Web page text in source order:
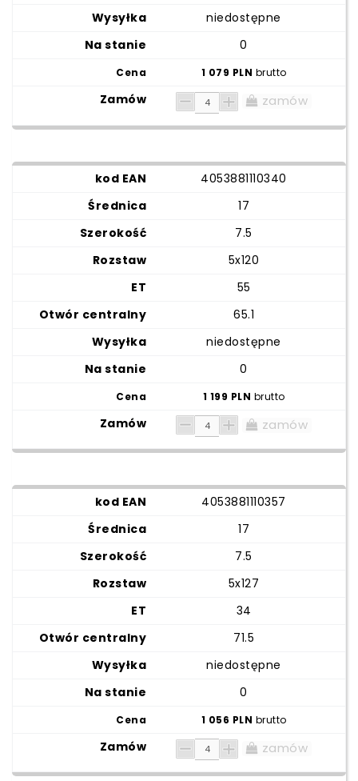
niedostępne
0
1 079 PLN brutto
zamów
4053881110340
17
7.5
5x120
55
65.1
niedostępne
0
1 199 PLN brutto
zamów
4053881110357
17
7.5
5x127
34
71.5
niedostępne
0
1 056 PLN brutto
zamów